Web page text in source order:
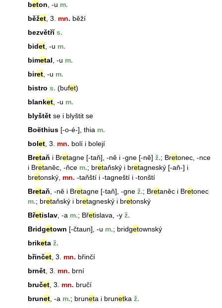
beton , -u m.
běžet , 3. mn. běží
bezvětřís.
bidet , -u m.
bimetal , -u m.
biret , -u m.
bistro s. (bufet)
blanket , -u m.
blyštět se i blyštit se
Boëthius [-o-é-], thia m.
bolet , 3. mn. bolí i bolejí
Bretaň i Bretagne [-taň], -ně i -gne [-ně] ž.; Bretonec, -nce
i Bretaněc, -ňce m.; bretaňský i bretagneský [-aň-] i
bretonský, mn. -taňští i -tagneští i -tonští
Bretaň , -ně i Bretagne [-taň], -gne ž.; Bretaněc i Bretonec
m.; bretaňský i bretagneský i bretonský
Břetislav , -a m.; Břetislava, -y ž.
Bridgetown [-čtaun], -u m.; bridgetownský
briketa ž.
břinčet , 3. mn. břinčí
brnět , 3. mn. brní
bručet , 3. mn. bručí
brunet , -a m.; bruneta i brunetka ž.